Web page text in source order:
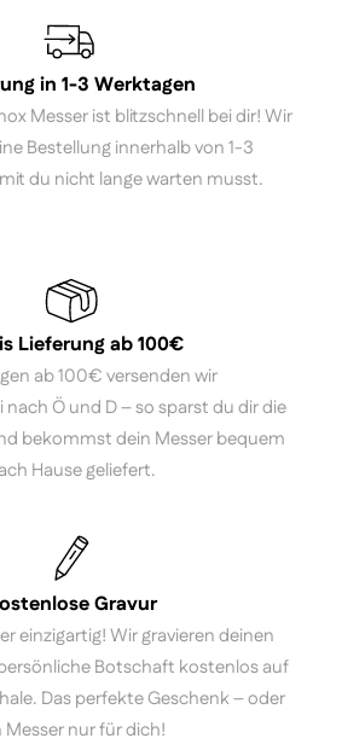
in 1-3 Werktagen
Messer ist blitzschnell bei dir! Wir
Bestellung innerhalb von 1-3
du nicht lange warten musst.
Lieferung ab 100€
ab 100€ versenden wir
Ö und D – so sparst du dir die
bekommst dein Messer bequem
Hause geliefert.
Gravur
einzigartig! Wir gravieren deinen
Botschaft kostenlos auf
Das perfekte Geschenk – oder
Messer nur für dich!